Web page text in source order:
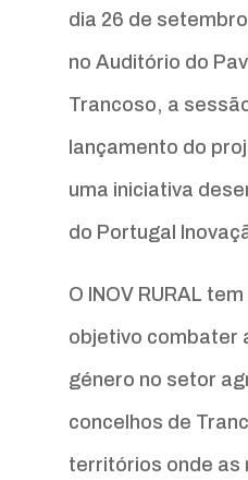
dia 26 de
no Auditório do
Trancoso, a
lançamento do
uma iniciativa
do Portugal
O INOV RURAL
objetivo combater
género no setor
concelhos de
territórios onde as